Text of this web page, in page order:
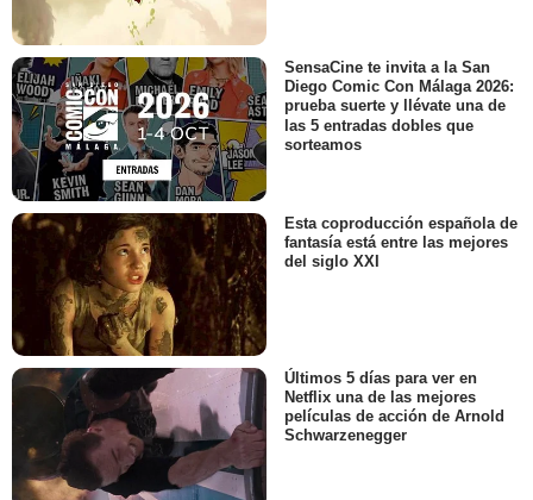
SensaCine te invita a la San
Diego Comic Con Málaga 2026:
prueba suerte y llévate una de
las 5 entradas dobles que
sorteamos
Esta coproducción española de
fantasía está entre las mejores
del siglo XXI
Últimos 5 días para ver en
Netflix una de las mejores
películas de acción de Arnold
Schwarzenegger